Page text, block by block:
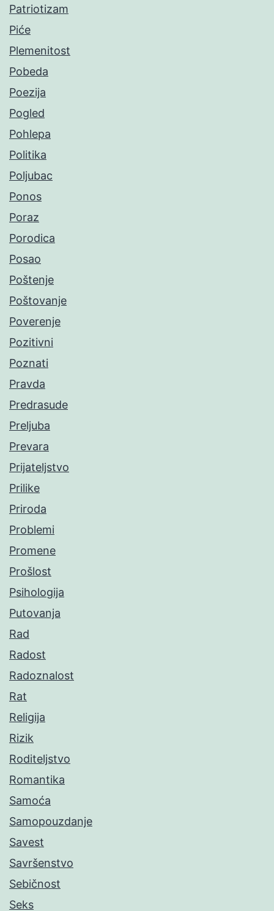
Patriotizam
Piće
Plemenitost
Pobeda
Poezija
Pogled
Pohlepa
Politika
Poljubac
Ponos
Poraz
Porodica
Posao
Poštenje
Poštovanje
Poverenje
Pozitivni
Poznati
Pravda
Predrasude
Preljuba
Prevara
Prijateljstvo
Prilike
Priroda
Problemi
Promene
Prošlost
Psihologija
Putovanja
Rad
Radost
Radoznalost
Rat
Religija
Rizik
Roditeljstvo
Romantika
Samoća
Samopouzdanje
Savest
Savršenstvo
Sebičnost
Seks